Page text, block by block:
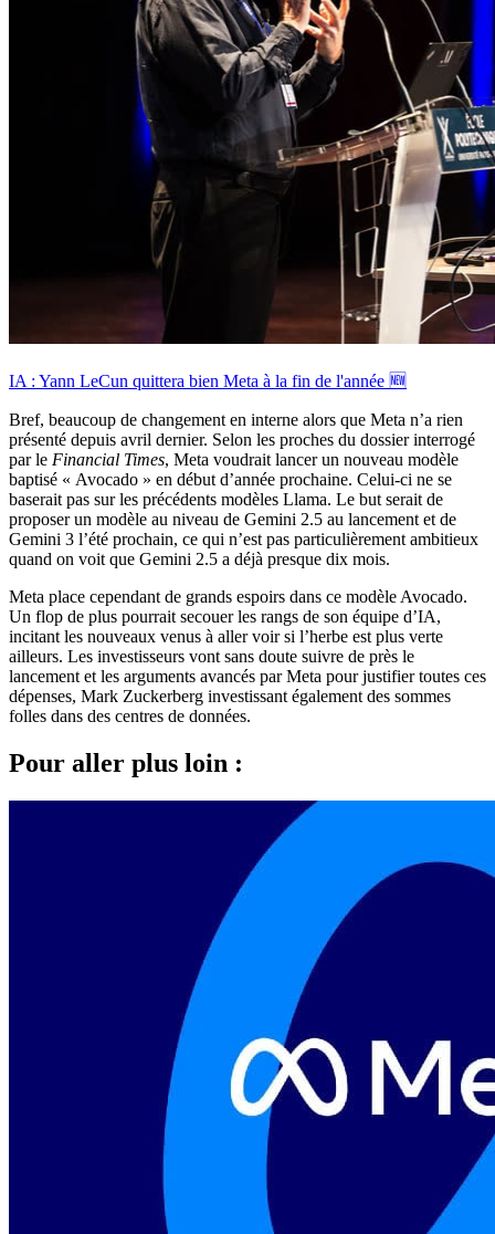
IA : Yann LeCun quittera bien Meta à la fin de l'année 🆕
Bref, beaucoup de changement en interne alors que Meta n’a rien
présenté depuis avril dernier. Selon les proches du dossier interrogé
par le Financial Times, Meta voudrait lancer un nouveau modèle
baptisé « Avocado » en début d’année prochaine. Celui-ci ne se
baserait pas sur les précédents modèles Llama. Le but serait de
proposer un modèle au niveau de Gemini 2.5 au lancement et de
Gemini 3 l’été prochain, ce qui n’est pas particulièrement ambitieux
quand on voit que Gemini 2.5 a déjà presque dix mois.
Meta place cependant de grands espoirs dans ce modèle Avocado.
Un flop de plus pourrait secouer les rangs de son équipe d’IA,
incitant les nouveaux venus à aller voir si l’herbe est plus verte
ailleurs. Les investisseurs vont sans doute suivre de près le
lancement et les arguments avancés par Meta pour justifier toutes ces
dépenses, Mark Zuckerberg investissant également des sommes
folles dans des centres de données.
Pour aller plus loin :